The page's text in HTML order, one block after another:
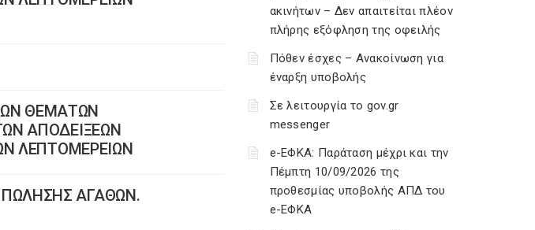
ΘΕΜΑΤΩΝ
ΑΠΟΔΕΙΞΕΩΝ
ΛΕΠΤΟΜΕΡΕΙΩΝ
ΠΩΛΗΣΗΣ ΑΓΑΘΩΝ.
ακινήτων – Δεν απαιτείται πλέον
πλήρης εξόφληση της οφειλής
Πόθεν έσχες – Ανακοίνωση για
έναρξη υποβολής
Σε λειτουργία το gov.gr
messenger
e-ΕΦΚΑ: Παράταση μέχρι και την
Πέμπτη 10/09/2026 της
προθεσμίας υποβολής ΑΠΔ του
e-ΕΦΚΑ